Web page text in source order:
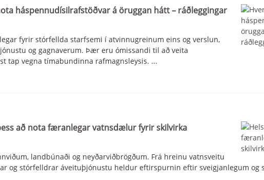
háspennudísilrafstöðvar á öruggan hátt – ráðleggingar
fyrir stórfellda starfsemi í atvinnugreinum eins og verslun,
og gagnaverum. Þær eru ómissandi til að veita
tap vegna tímabundinna rafmagnsleysis. ...
að nota færanlegar vatnsdælur fyrir skilvirka
landbúnaði og neyðarviðbrögðum. Frá hreinu vatnsveitu
og stórfelldrar áveituþjónustu heldur eftirspurnin eftir sveigjanlegum og